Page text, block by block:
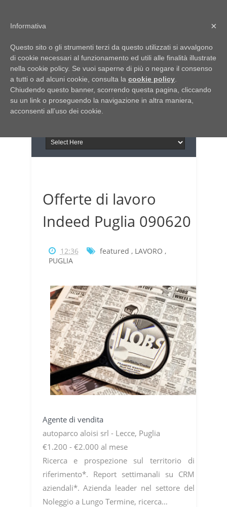
Italia Notizie
Giornale di Basilicata
Giornale di Puglia
INFORMAPUGLIA
Il portale n.1 del lavoro
in Puglia
Offerte di lavoro
Indeed Puglia 090620
12:36 featured , LAVORO ,
PUGLIA
Agente di vendita
autoparco aloisi srl - Lecce, Puglia
€1.200 - €2.000 al mese
Ricerca e prospezione sul territorio di
riferimento*. Report settimanali su CRM
aziendali*. Azienda leader nel settore del
Noleggio a Lungo Termine, ricerca…
×
Informativa
Questo sito o gli strumenti terzi da questo utilizzati si avvalgono
di cookie necessari al funzionamento ed utili alle finalità illustrate
nella cookie policy. Se vuoi saperne di più o negare il consenso
a tutti o ad alcuni cookie, consulta la cookie policy
Chiudendo questo banner, scorrendo questa pagina, cliccando
su un link o proseguendo la navigazione in altra maniera,
acconsenti all’uso dei cookie.